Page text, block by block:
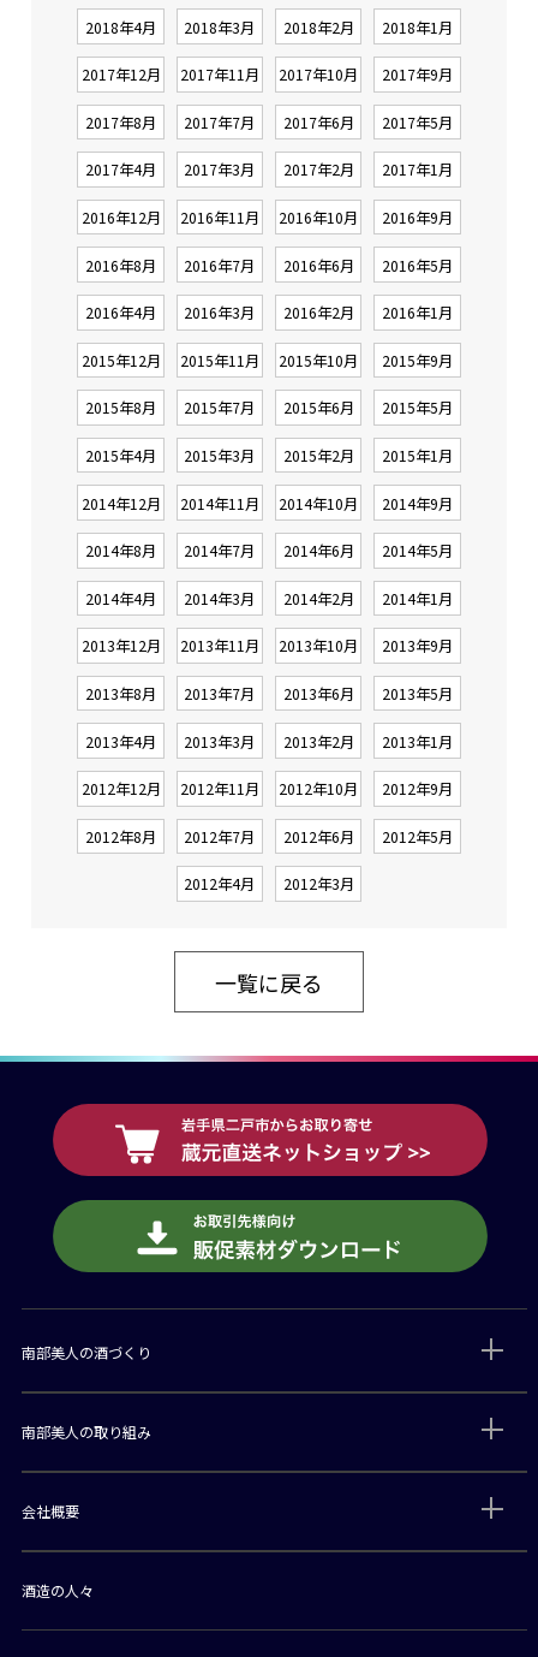
2018年4月 2018年3月 2018年2月 2018年1月
2017年12月 2017年11月 2017年10月 2017年9月
2017年8月 2017年7月 2017年6月 2017年5月
2017年4月 2017年3月 2017年2月 2017年1月
2016年12月 2016年11月 2016年10月 2016年9月
2016年8月 2016年7月 2016年6月 2016年5月
2016年4月 2016年3月 2016年2月 2016年1月
2015年12月 2015年11月 2015年10月 2015年9月
2015年8月 2015年7月 2015年6月 2015年5月
2015年4月 2015年3月 2015年2月 2015年1月
2014年12月 2014年11月 2014年10月 2014年9月
2014年8月 2014年7月 2014年6月 2014年5月
2014年4月 2014年3月 2014年2月 2014年1月
2013年12月 2013年11月 2013年10月 2013年9月
2013年8月 2013年7月 2013年6月 2013年5月
2013年4月 2013年3月 2013年2月 2013年1月
2012年12月 2012年11月 2012年10月 2012年9月
2012年8月 2012年7月 2012年6月 2012年5月
2012年4月 2012年3月
一覧に戻る
南部美人の酒づくり
南部美人の取り組み
会社概要
酒造の人々